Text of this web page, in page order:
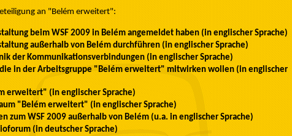
an "Belém erweitert":
beim WSF 2009 in Belém angemeldet haben (in englischer Sprache)
außerhalb von Belém durchführen (in englischer Sprache)
der Kommunikationsverbindungen (in englischer Sprache)
in der Arbeitsgruppe "Belém erweitert" mitwirken wollen (in englischer
erweitert" (in englischer Sprache)
"Belém erweitert" (in englischer Sprache)
zum WSF 2009 außerhalb von Belém (u.a. in englischer Sprache)
(in deutscher Sprache)